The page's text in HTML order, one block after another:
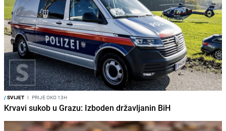
/SVIJET I PRIJE OKO 13H
Krvavi sukob u Grazu: Izboden državljanin BiH